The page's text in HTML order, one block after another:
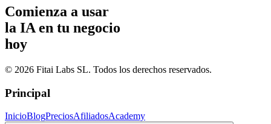
Comienza a usar
la IA en tu negocio
hoy
© 2026 Fitai Labs SL. Todos los derechos reservados.
Principal
InicioBlogPreciosAfiliadosAcademy